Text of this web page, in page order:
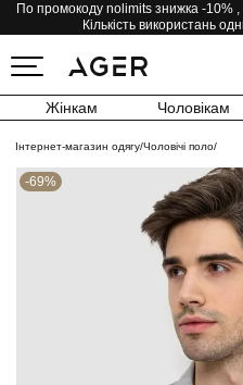
По промокоду nolimits знижка -10% ,
Кількість використань
Жінкам Чоловікам
Інтернет-магазин одягу/Чоловічі поло/
-69%